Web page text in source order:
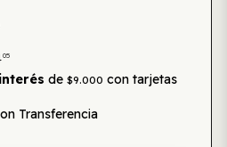
05
de $9.000 con tarjetas
Transferencia